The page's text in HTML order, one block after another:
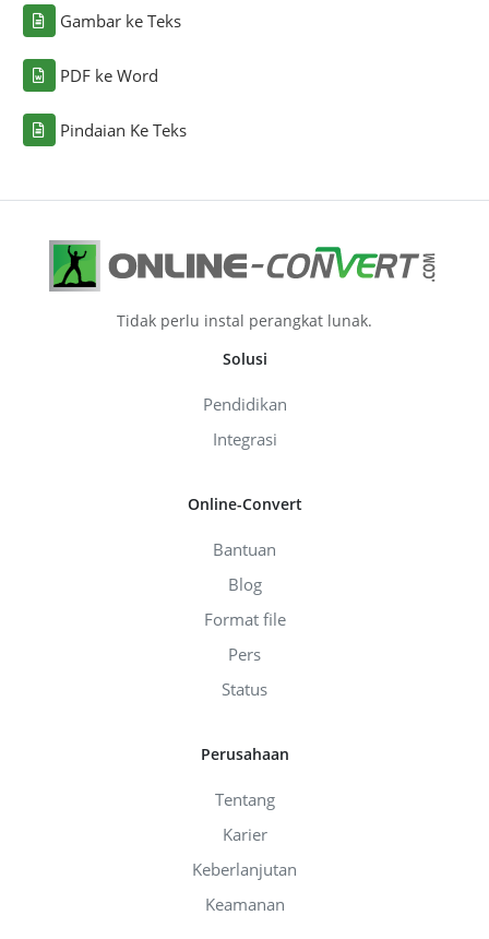
Gambar ke Teks
PDF ke Word
Pindaian Ke Teks
Tidak perlu instal perangkat lunak.
Solusi
Pendidikan
Integrasi
Online-Convert
Bantuan
Blog
Format file
Pers
Status
Perusahaan
Tentang
Karier
Keberlanjutan
Keamanan